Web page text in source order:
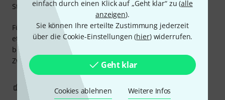
einfach durch einen Klick auf „Geht klar“ zu (alle
anzeigen).
Sie können Ihre erteilte Zustimmung jederzeit
über die Cookie-Einstellungen (hier) widerrufen.
Geht klar
Cookies ablehnen Weitere Infos
Für mein SK2 mit Pedalsystem ist es perfekt, auch wenn es
etwas teuer ist. Die Qualität ist aber definitiv top; es ist
bequem und robust. Die Höhe ist für den vorgesehenen
Zweck genau richtig.
Stabilität
0 BEWERTUNG MELDEN